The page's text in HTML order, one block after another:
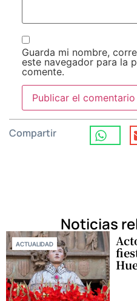
Guarda mi nombre,
este navegador para la
comente.
Compartir
Noticias
ACTUALIDAD